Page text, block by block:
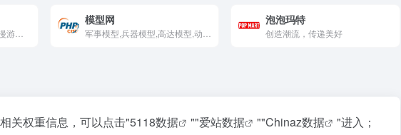
二次元日系代购神站！动漫游戏ACG周边偶像商品全覆盖，自助提交链接千家日站一键购，APP热门店铺集结。无需人工沟通，物流追踪便捷，安全支付无假货，限量手办收藏家必备，海外购物超省心！
模型网 泡泡玛特
创造潮流，传递美好
关权重信息，可以点击"5118数据 ""爱站数据 ""Chinaz数据
"进入；